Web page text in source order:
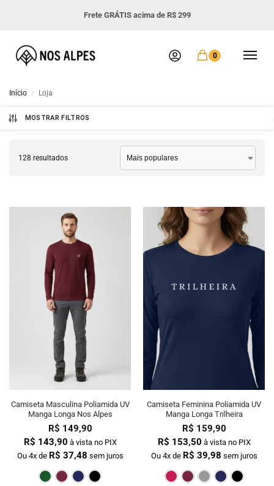
Frete GRÁTIS acima de R$ 299
0
Início / Loja
MOSTRAR FILTROS
128 resultados
Camiseta Masculina Poliamida UV
Manga Longa Nos Alpes
R$ 149,90
R$ 143,90 à vista no PIX
Ou 4x de R$ 37,48 sem juros
Verde Escuro Preto
Camiseta Feminina Poliamida UV
Manga Longa Trilheira
R$ 159,90
R$ 153,50 à vista no PIX
Ou 4x de R$ 39,98 sem juros
PinkBordô